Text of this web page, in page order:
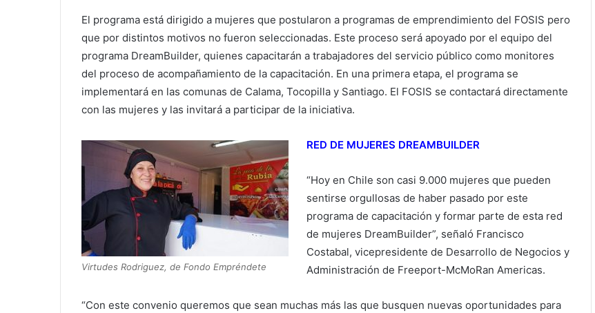
El programa está dirigido a mujeres que postularon a programas de emprendimiento del FOSIS pero
que por distintos motivos no fueron seleccionadas. Este proceso será apoyado por el equipo del
programa DreamBuilder, quienes capacitarán a trabajadores del servicio público como monitores
del proceso de acompañamiento de la capacitación. En una primera etapa, el programa se
implementará en las comunas de Calama, Tocopilla y Santiago. El FOSIS se contactará directamente
con las mujeres y las invitará a participar de la iniciativa.
Virtudes Rodriguez, de Fondo Empréndete
RED DE MUJERES DREAMBUILDER
“Hoy en Chile son casi 9.000 mujeres que pueden
sentirse orgullosas de haber pasado por este
programa de capacitación y formar parte de esta red
de mujeres DreamBuilder”, señaló Francisco
Costabal, vicepresidente de Desarrollo de Negocios y
Administración de Freeport-McMoRan Americas.
“Con este convenio queremos que sean muchas más las que busquen nuevas oportunidades para